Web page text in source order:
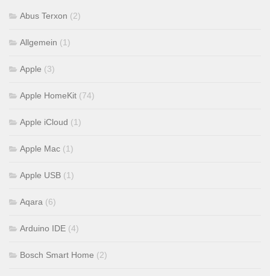
Abus Terxon (2)
Allgemein (1)
Apple (3)
Apple HomeKit (74)
Apple iCloud (1)
Apple Mac (1)
Apple USB (1)
Aqara (6)
Arduino IDE (4)
Bosch Smart Home (2)